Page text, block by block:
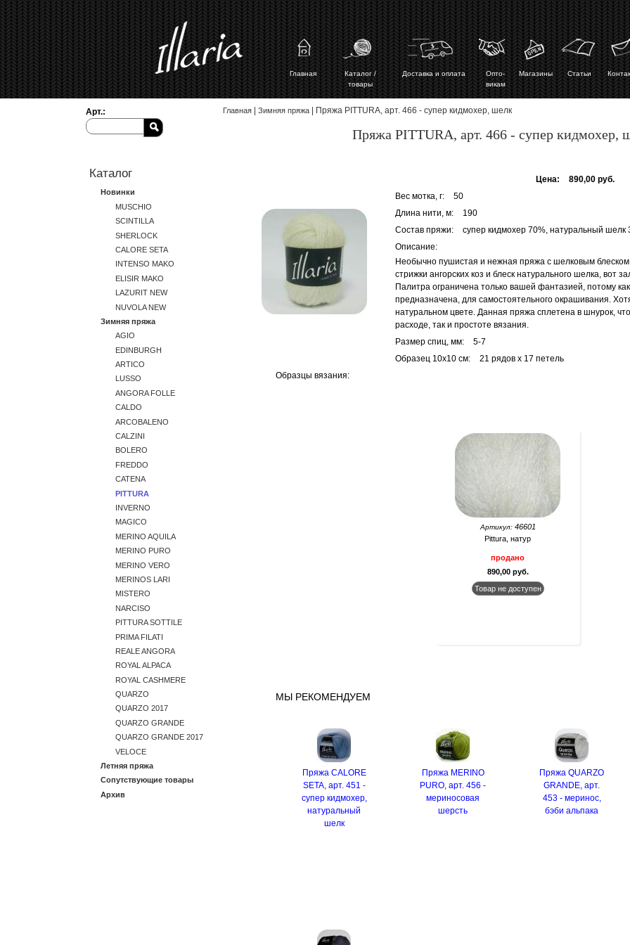
Главная
Каталог /
товары
Доставка и оплата
Опто-
викам
Магазины Статьи
Арт.:
Каталог
Новинки
MUSCHIO
SCINTILLA
SHERLOCK
CALORE SETA
INTENSO MAKO
ELISIR MAKO
LAZURIT NEW
NUVOLA NEW
Зимняя пряжа
AGIO
EDINBURGH
ARTICO
LUSSO
ANGORA FOLLE
CALDO
ARCOBALENO
CALZINI
BOLERO
FREDDO
CATENA
PITTURA
INVERNO
MAGICO
MERINO AQUILA
MERINO PURO
MERINO VERO
MERINOS LARI
MISTERO
NARCISO
PITTURA SOTTILE
PRIMA FILATI
REALE ANGORA
ROYAL ALPACA
ROYAL CASHMERE
QUARZO
QUARZO 2017
QUARZO GRANDE
QUARZO GRANDE 2017
VELOCE
Летняя пряжа
Сопутствующие товары
Архив
Вы здесь
Главная Зимняя пряжа | Пряжа PITTURA, арт. 466 - супер кидмохер, шелк
Пряжа PITTURA, арт. 466 - супер кидмохер,
Цена:
890,00 руб.
Вес мотка, г:
50
Длина нити, м:
190
Состав пряжи:
супер кидмохер 70%, натуральный шелк
Описание:
Необычно пушистая и нежная пряжа с шелковым
стрижки ангорских коз и блеск натурального шелка, вот
Палитра ограничена только вашей фантазией, потому
предназначена, для самостоятельного окрашивания.
натуральном цвете. Данная пряжа сплетена в шнурок,
расходе, так и простоте вязания.
Размер спиц, мм:
5-7
Образец 10х10 см:
21 рядов х 17 петель
Образцы вязания:
Артикул: 46601
Pittura, натур
продано
890,00 руб.
МЫ РЕКОМЕНДУЕМ
Пряжа CALORE
SETA, арт. 451 -
супер кидмохер,
натуральный
шелк
Пряжа MERINO
PURO, арт. 456 -
мериносовая
шерсть
Пряжа QUARZO
GRANDE, арт.
453 - меринос,
бэби альпака